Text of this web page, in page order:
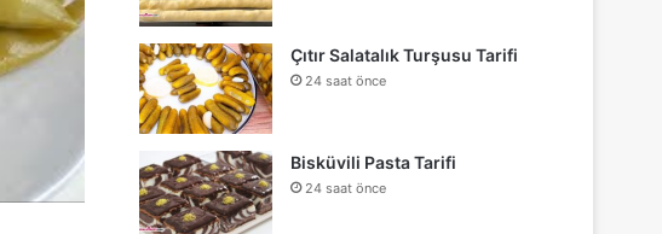
Çıtır Salatalık Turşusu Tarifi
24 saat önce
Bisküvili Pasta Tarifi
24 saat önce